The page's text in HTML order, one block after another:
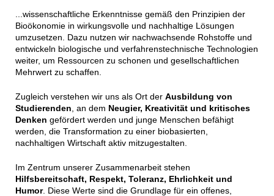
...wissenschaftliche Erkenntnisse gemäß den Prinzipien der
Bioökonomie in wirkungsvolle und nachhaltige Lösungen
umzusetzen. Dazu nutzen wir nachwachsende Rohstoffe und
entwickeln biologische und verfahrenstechnische Technologien
weiter, um Ressourcen zu schonen und gesellschaftlichen
Mehrwert zu schaffen.
Zugleich verstehen wir uns als Ort der Ausbildung von
Studierenden , an dem Neugier, Kreativität und kritisches
Denken gefördert werden und junge Menschen befähigt
werden, die Transformation zu einer biobasierten,
nachhaltigen Wirtschaft aktiv mitzugestalten.
Im Zentrum unserer Zusammenarbeit stehen
Hilfsbereitschaft, Respekt, Toleranz, Ehrlichkeit und
Humor. Diese Werte sind die Grundlage für ein offenes,